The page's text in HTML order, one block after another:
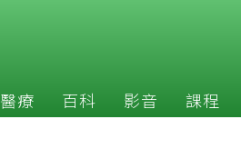
醫療 百科 影音 課程